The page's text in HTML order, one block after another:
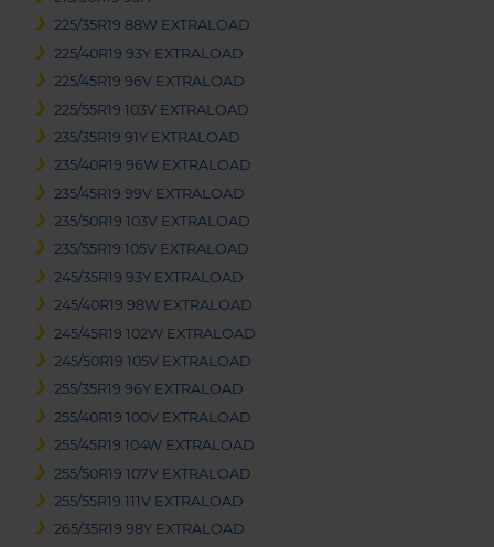
225/35R19 88W EXTRALOAD
225/40R19 93Y EXTRALOAD
225/45R19 96V EXTRALOAD
225/55R19 103V EXTRALOAD
235/35R19 91Y EXTRALOAD
235/40R19 96W EXTRALOAD
235/45R19 99V EXTRALOAD
235/50R19 103V EXTRALOAD
235/55R19 105V EXTRALOAD
245/35R19 93Y EXTRALOAD
245/40R19 98W EXTRALOAD
245/45R19 102W EXTRALOAD
245/50R19 105V EXTRALOAD
255/35R19 96Y EXTRALOAD
255/40R19 100V EXTRALOAD
255/45R19 104W EXTRALOAD
255/50R19 107V EXTRALOAD
255/55R19 111V EXTRALOAD
265/35R19 98Y EXTRALOAD